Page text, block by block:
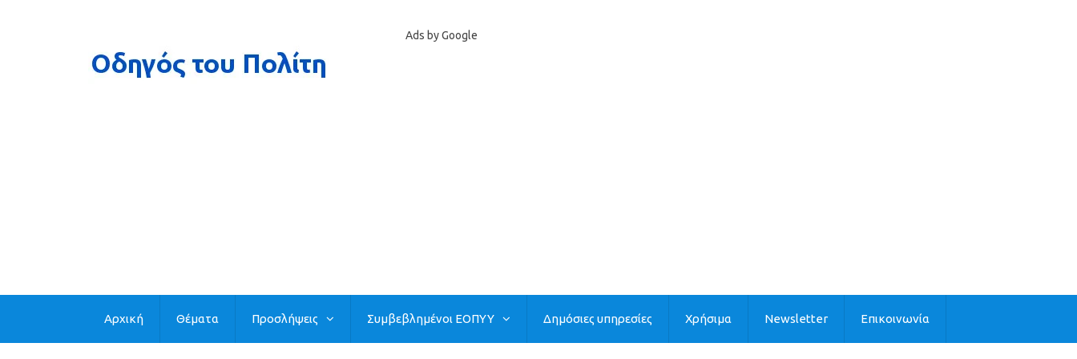
Ads by Google
Αρχική Θέματα Προσλήψεις Συμβεβλημένοι ΕΟΠΥΥ Δημόσιες υπηρεσίες Χρήσιμα Newsletter Επικοινωνία